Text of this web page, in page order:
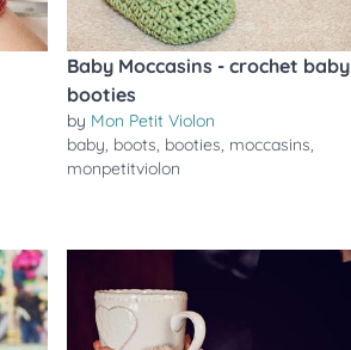
Baby Moccasins - crochet baby
booties
by Mon Petit Violon
baby, boots, booties, moccasins,
monpetitviolon